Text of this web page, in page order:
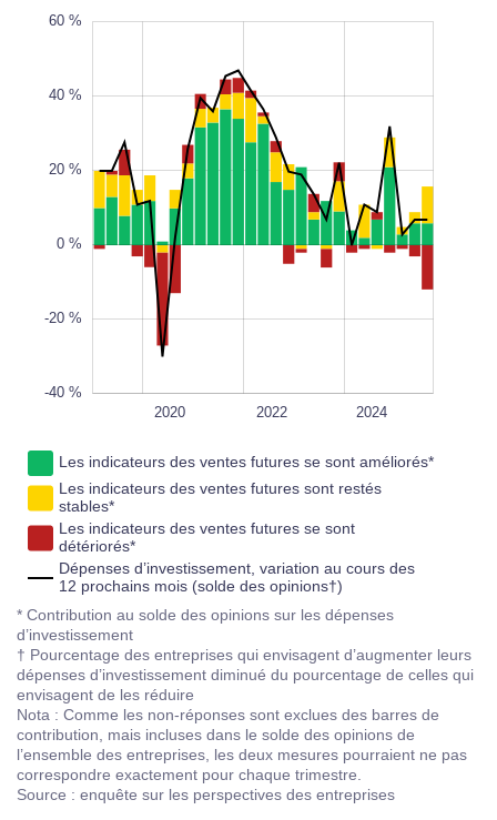
60 %
40 %
20 %
0 %
-20 %
-40 %
2020 2022 2024
Les indicateurs des ventes futures se sont améliorés*
Les indicateurs des ventes futures sont restés
stables*
Les indicateurs des ventes futures se sont
détériorés*
Dépenses d’investissement, variation au cours des
12 prochains mois (solde des opinions†)
* Contribution au solde des opinions sur les dépenses
d’investissement
† Pourcentage des entreprises qui envisagent d’augmenter leurs
dépenses d’investissement diminué du pourcentage de celles qui
envisagent de les réduire
Nota : Comme les non-réponses sont exclues des barres de
contribution, mais incluses dans le solde des opinions de
l’ensemble des entreprises, les deux mesures pourraient ne pas
correspondre exactement pour chaque trimestre.
Source : enquête sur les perspectives des entreprises